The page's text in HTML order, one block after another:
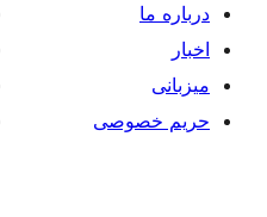
درباره ما
اخبار
میزبانی
حریم خصوصی